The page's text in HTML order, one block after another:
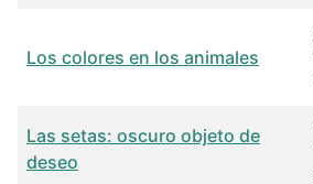
Los colores en los animales
Las setas: oscuro objeto de
deseo